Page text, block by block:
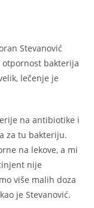
Stevanović
otpornost bakterija
lečenje je
na antibiotike i
za tu bakteriju.
na lekove, a mi
nije
više malih doza
je Stevanović.